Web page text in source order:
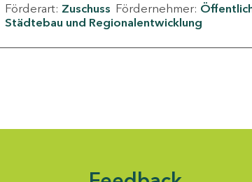
Förderart: Zuschuss Fördernehmer:
Städtebau und Regionalentwicklung